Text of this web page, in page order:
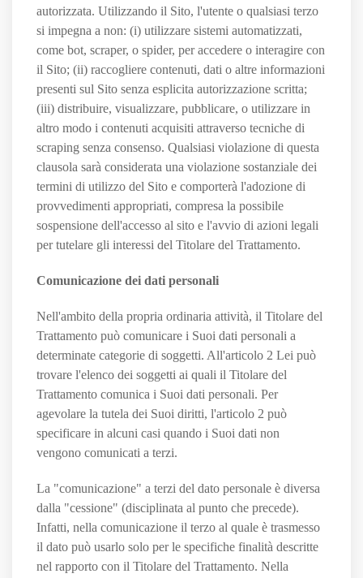
autorizzata. Utilizzando il Sito, l'utente o qualsiasi terzo
si impegna a non: (i) utilizzare sistemi automatizzati,
come bot, scraper, o spider, per accedere o interagire con
il Sito; (ii) raccogliere contenuti, dati o altre informazioni
presenti sul Sito senza esplicita autorizzazione scritta;
(iii) distribuire, visualizzare, pubblicare, o utilizzare in
altro modo i contenuti acquisiti attraverso tecniche di
scraping senza consenso. Qualsiasi violazione di questa
clausola sarà considerata una violazione sostanziale dei
termini di utilizzo del Sito e comporterà l'adozione di
provvedimenti appropriati, compresa la possibile
sospensione dell'accesso al sito e l'avvio di azioni legali
per tutelare gli interessi del Titolare del Trattamento.
Comunicazione dei dati personali
Nell'ambito della propria ordinaria attività, il Titolare del
Trattamento può comunicare i Suoi dati personali a
determinate categorie di soggetti. All'articolo 2 Lei può
trovare l'elenco dei soggetti ai quali il Titolare del
Trattamento comunica i Suoi dati personali. Per
agevolare la tutela dei Suoi diritti, l'articolo 2 può
specificare in alcuni casi quando i Suoi dati non
vengono comunicati a terzi.
La "comunicazione" a terzi del dato personale è diversa
dalla "cessione" (disciplinata al punto che precede).
Infatti, nella comunicazione il terzo al quale è trasmesso
il dato può usarlo solo per le specifiche finalità descritte
nel rapporto con il Titolare del Trattamento. Nella